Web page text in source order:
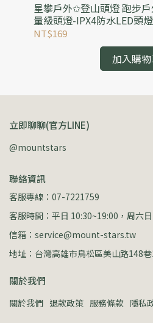
星攀戶外✩登山頭燈 跑步
量級頭燈-IPX4防水LED頭
營地工作帽燈
NT$169
加入購
立即聊聊(官方LINE)
@mountstars
聯絡資訊
客服專線：07-7221759
客服時間：平日 10:30~19:00，周六
信箱：service@mount-stars.tw
地址：台灣高雄市鳥松區美山路148
關於我們
關於我們 退款政策 服務條款 隱私